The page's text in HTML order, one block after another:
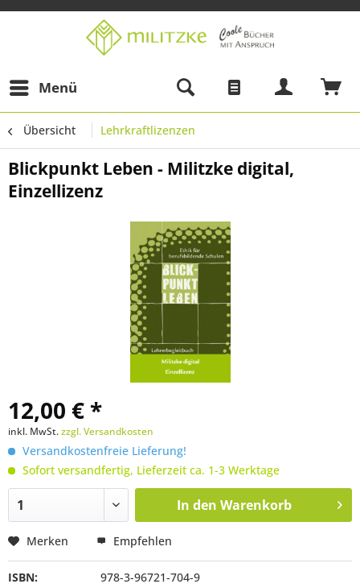
Menü
Übersicht Lehrkraftlizenzen
Blickpunkt Leben - Militzke digital,
Einzellizenz
12,00 € *
inkl. MwSt.zzgl. Versandkosten
Versandkostenfreie Lieferung!
Sofort versandfertig, Lieferzeit ca. 1-3 Werktage
In den Warenkorb
Merken Empfehlen
ISBN:
978-3-96721-704-9